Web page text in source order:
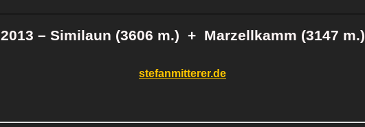
2013 – Similaun (3606 m.) + Marzellkamm (3147 m.)
stefanmitterer.de